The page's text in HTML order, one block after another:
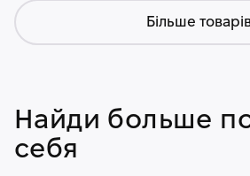
Більше
Найди больше
себя